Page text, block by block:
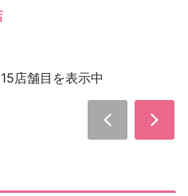
店舗目を表示中